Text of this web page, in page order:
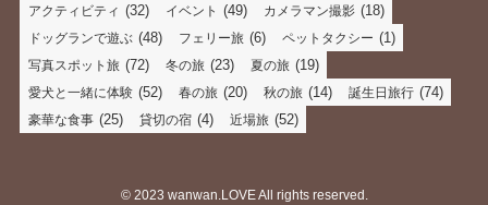
アクティビティ (32) イベント (49) カメラマン撮影 (18)
ドッグランで遊ぶ (48) フェリー旅 (6) ペットタクシー (1)
写真スポット旅 (72) 冬の旅 (23) 夏の旅 (19)
愛犬と一緒に体験 (52) 春の旅 (20) 秋の旅 (14) 誕生日旅行 (74)
豪華な食事 (25) 貸切の宿 (4) 近場旅 (52)
©2023 wanwan.LOVE All rights reserved.